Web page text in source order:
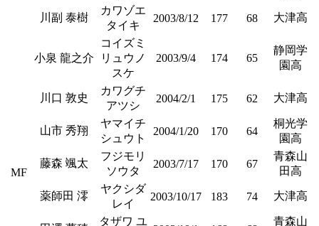
川副 泰樹
カワゾエ
タイキ
2003/8/12 177 68 大津高
MF
小泉 龍之介
コイズミ
リュウノ
スケ
2003/9/4 174 65
静岡学
園高
川口 敦史
カワグチ
アツシ
2004/2/1 175 62 大津高
山市 秀翔
ヤマイチ
シュウト
2004/1/20 170 64
桐光学
園高
藤森 颯太
フジモリ
ソウタ
2003/7/17 170 67
青森山
田高
薬師田 澪
ヤクシダ
レイ
2003/10/17 183 74 大津高
タザワ ユ
青森山